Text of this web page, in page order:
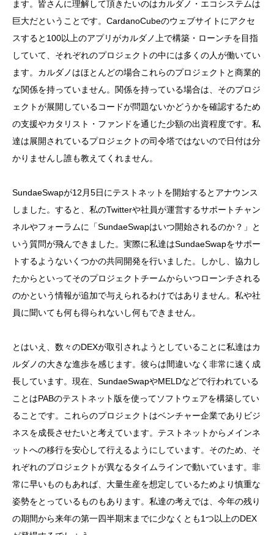
ます。皆さんに理解して頂きたいのはカルダノ・エコシステムは
巨大だということです。CardanoCubeのウェブサイトにアクセ
スすると100以上のアプリがカルダノ上で構築・ローンチを目指
していて、それぞれのプロジェクトの中には多くの人が働いてい
ます。カルダノはほとんどの場合これらのプロジェクトと商業的
な関係を持っていません。関係を持っている場合は、そのプロジ
ェクトが展開しているコードが問題ないかどうかを確認するため
の支援やカタリスト・ファンドを通じた少額の出資程度です。私
達は展開されているプロジェクトの司令塔ではないので日付は分
かりませんし誰も教えてくれません。
SundaeSwapが12月5日にテストネットを開始するとアナウンス
しました。すると、私のTwitterや社員が運営するサポートチャン
ネルやフォーラムに「SundaeSwapはいつ開始されるのか？」と
いう質問が飛んできました。実際に私達はSundaeSwapをサポー
トするようないくつかの共同開発を行いました。しかし、協力し
たからといってそのプロジェクトチームからいつローンチされる
のかという情報が追加で与えられるわけではありません。私や社
員に聞いても何も得られないし何もできません。
とはいえ、数々のDEXが取引されようとしていることに私達はカ
ルダノの大きな進歩を感じます。彼らは間違いなく非常に速く成
長しています。現在、SundaeSwapやMELDなどで行われている
ことはPABのテストネット版を使ってソフトウェアを構築してい
ることです。これらのプロジェクトはベンチャー企業でありビジ
ネスを成長させたいと考えています。テストネットからメインネ
ットへの移行を安心して行えるようにしています。そのため、そ
れぞれのプロジェクトが異なるタイムラインで動いています。非
常に早いものもあれば、大量生産を想定しているためより慎重な
姿勢をとっているものもあります。私達の考えでは、今年の残り
の期間から来年の第一四半期末までに少なくとも1つ以上のDEX